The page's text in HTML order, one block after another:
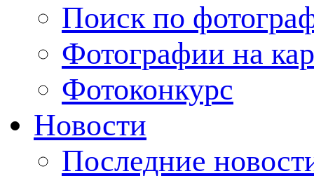
Поиск по
Фотографии на
Фотоконкурс
Новости
Последние